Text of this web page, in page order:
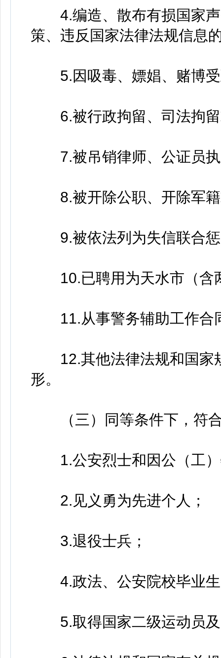
4.编造、散布有损国家声
策、违反国家法律法规信息
5.因吸毒、嫖娼、赌博受
6.被行政拘留、司法拘留
7.被吊销律师、公证员执
8.被开除公职、开除军籍
9.被依法列为失信联合惩
10.已聘用为天水市（含
11.从事警务辅助工作合
12.其他法律法规和国家
形。
（三）同等条件下，符合
1.公安烈士和因公（工）
2.见义勇为先进个人；
3.退役士兵；
4.政法、公安院校毕业
5.取得国家二级运动员及